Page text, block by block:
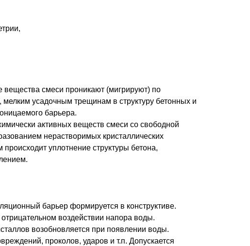
вещества смеси проникают (мигрируют) по
усадочным трещинам в структуру бетонных и
барьера.
активных веществ смеси со свободной
нерастворимых кристаллических
уплотнение структуры бетона,
барьер формируется в конструктиве.
воздействии напора воды.
возобновляется при появлении воды.
проколов, ударов и т.п. Допускается